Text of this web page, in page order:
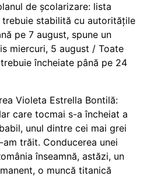
de școlarizare: lista
trebuie stabilită cu autoritățile
pe 7 august, spune un
miercuri, 5 august / Toate
încheiate până pe 24
Violeta Estrella Bontilă:
care tocmai s-a încheiat a
unul dintre cei mai grei
am trăit. Conducerea unei
înseamnă, astăzi, un
o muncă titanică